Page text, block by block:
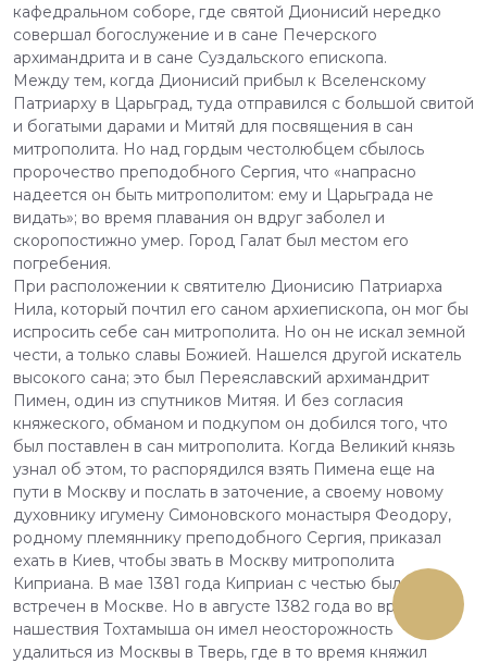
кафедральном соборе, где святой Дионисий нередко
совершал богослужение и в сане Печерского
архимандрита и в сане Суздальского епископа.
Между тем, когда Дионисий прибыл к Вселенскому
Патриарху в Царьград, туда отправился с большой свитой
и богатыми дарами и Митяй для посвящения в сан
митрополита. Но над гордым честолюбцем сбылось
пророчество преподобного Сергия, что «напрасно
надеется он быть митрополитом: ему и Царьграда не
видать»; во время плавания он вдруг заболел и
скоропостижно умер. Город Галат был местом его
погребения.
При расположении к святителю Дионисию Патриарха
Нила, который почтил его саном архиепископа, он мог бы
испросить себе сан митрополита. Но он не искал земной
чести, а только славы Божией. Нашелся другой искатель
высокого сана; это был Переяславский архимандрит
Пимен, один из спутников Митяя. И без согласия
княжеского, обманом и подкупом он добился того, что
был поставлен в сан митрополита. Когда Великий князь
узнал об этом, то распорядился взять Пимена еще на
пути в Москву и послать в заточение, а своему новому
духовнику игумену Симоновского монастыря Феодору,
родному племяннику преподобного Сергия, приказал
ехать в Киев, чтобы звать в Москву митрополита
Киприана. В мае 1381 года Киприан с честью был
встречен в Москве. Но в августе 1382 года во время
нашествия Тохтамыша он имел неосторожность
удалиться из Москвы в Тверь, где в то время княжил